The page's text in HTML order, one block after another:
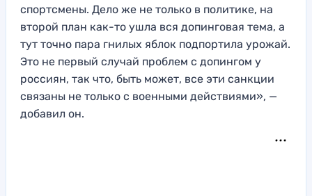
спортсмены. Дело же не только в политике, на
второй план как-то ушла вся допинговая тема, а
тут точно пара гнилых яблок подпортила урожай.
Это не первый случай проблем с допингом у
россиян, так что, быть может, все эти санкции
связаны не только с военными действиями», —
добавил он.